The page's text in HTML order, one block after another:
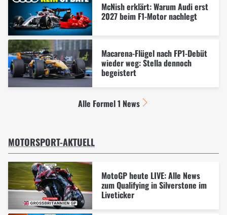
McNish erklärt: Warum Audi erst
2027 beim F1-Motor nachlegt
Macarena-Flügel nach FP1-Debüt
wieder weg: Stella dennoch
begeistert
Alle Formel 1 News
MOTORSPORT-AKTUELL
MotoGP heute LIVE: Alle News
zum Qualifying in Silverstone im
Liveticker